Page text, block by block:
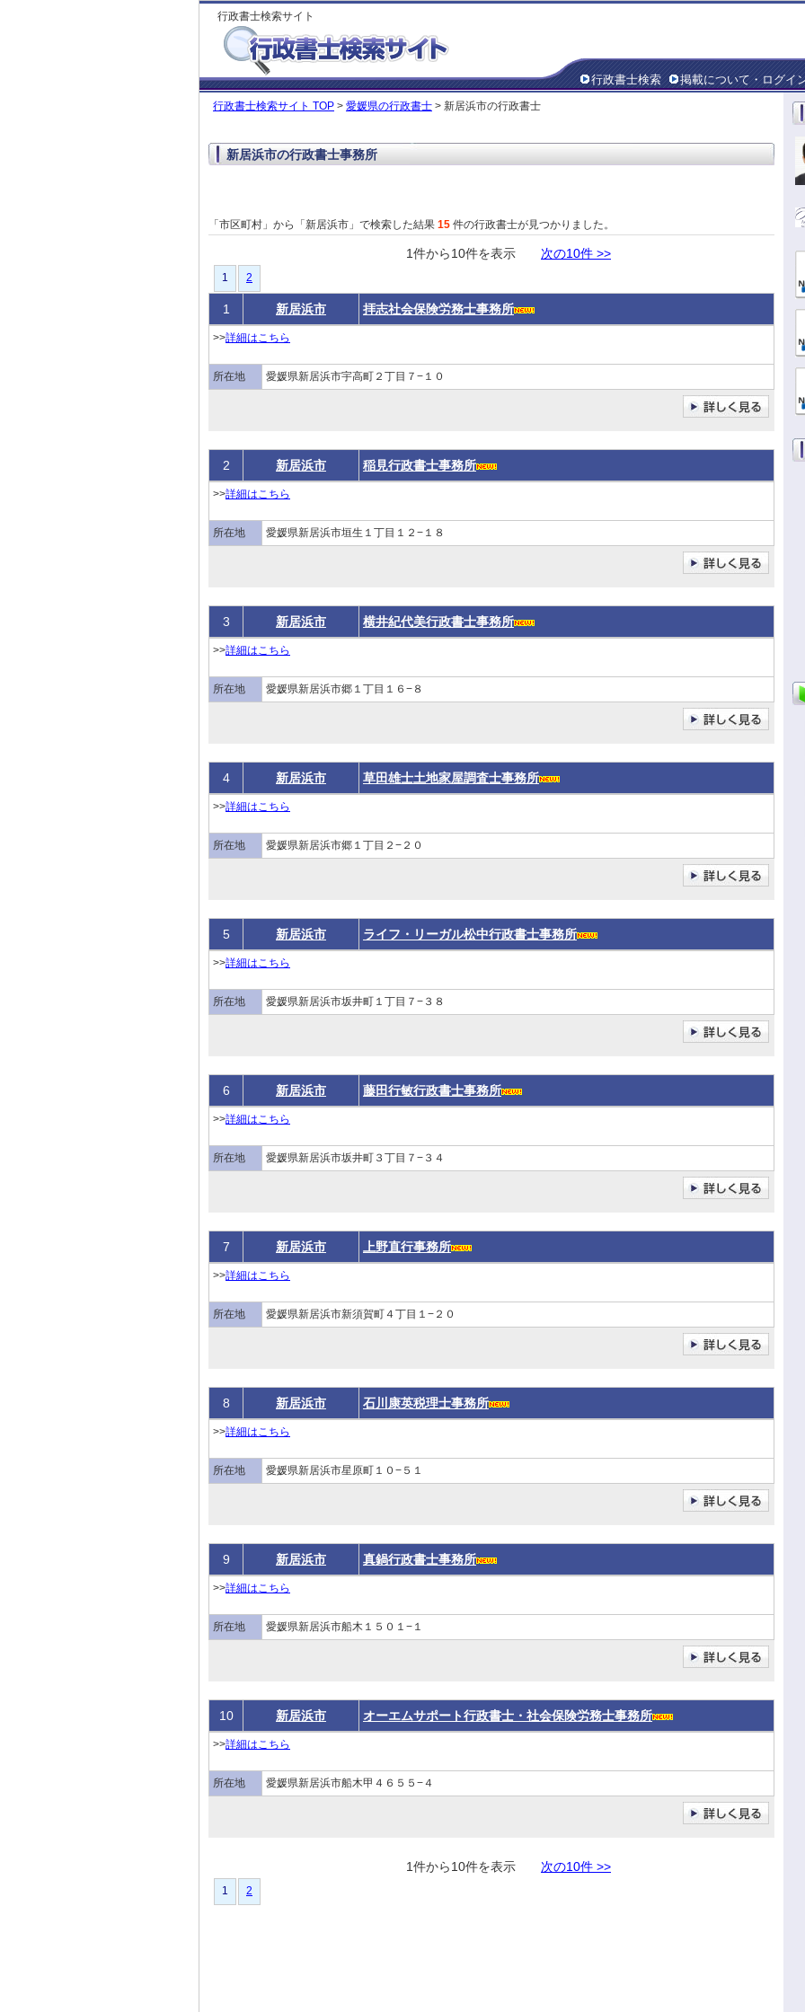
行政書士検索サイト
行政書士検索 掲載について・ログイ
行政書士検索サイト TOP > 愛媛県の行政書士 > 新居浜市の行政書士
新居浜市の行政書士事務所
「市区町村」から「新居浜市」で検索した結果 15 件の行政書士が見つかりました。
1件から10件を表示 次の10件 >>
1 2
1 新居浜市 拝志社会保険労務士事務所
>>詳細はこちら
所在地 愛媛県新居浜市宇高町２丁目７−１０
2 新居浜市 稲見行政書士事務所
>>詳細はこちら
所在地 愛媛県新居浜市垣生１丁目１２−１８
3 新居浜市 横井紀代美行政書士事務所
>>詳細はこちら
所在地 愛媛県新居浜市郷１丁目１６−８
4 新居浜市 草田雄士土地家屋調査士事務所
>>詳細はこちら
所在地 愛媛県新居浜市郷１丁目２−２０
5 新居浜市 ライフ・リーガル松中行政書士事務所
>>詳細はこちら
所在地 愛媛県新居浜市坂井町１丁目７−３８
6 新居浜市 藤田行敏行政書士事務所
>>詳細はこちら
所在地 愛媛県新居浜市坂井町３丁目７−３４
7 新居浜市 上野直行事務所
>>詳細はこちら
所在地 愛媛県新居浜市新須賀町４丁目１−２０
8 新居浜市 石川康英税理士事務所
>>詳細はこちら
所在地 愛媛県新居浜市星原町１０−５１
9 新居浜市 真鍋行政書士事務所
>>詳細はこちら
所在地 愛媛県新居浜市船木１５０１−１
10 新居浜市 オーエムサポート行政書士・社会保険労務士事務所
>>詳細はこちら
所在地 愛媛県新居浜市船木甲４６５５−４
1件から10件を表示 次の10件 >>
1 2